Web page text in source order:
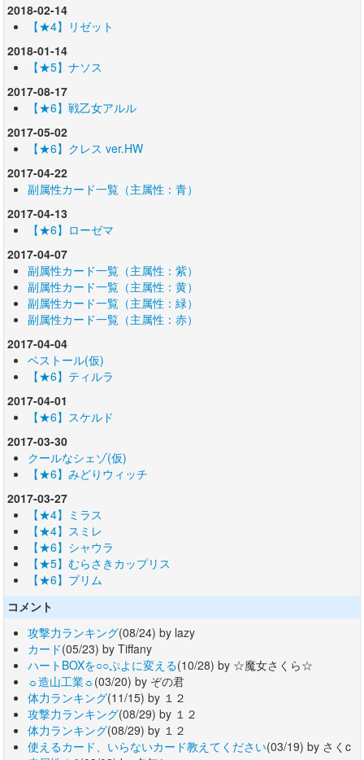
2018-02-14
【★4】リゼット
2018-01-14
【★5】ナソス
2017-08-17
【★6】戦乙女アルル
2017-05-02
【★6】クレス ver.HW
2017-04-22
副属性カード一覧（主属性：青）
2017-04-13
【★6】ローゼマ
2017-04-07
副属性カード一覧（主属性：紫）
副属性カード一覧（主属性：黄）
副属性カード一覧（主属性：緑）
副属性カード一覧（主属性：赤）
2017-04-04
ベストール(仮)
【★6】ティルラ
2017-04-01
【★6】スケルド
2017-03-30
クールなシェゾ(仮)
【★6】みどりウィッチ
2017-03-27
【★4】ミラス
【★4】スミレ
【★6】シャウラ
【★5】むらさきカップリス
【★6】プリム
コメント
攻撃力ランキング(08/24) by lazy
カード(05/23) by Tiffany
ハートBOXを○○ぷよに変える(10/28) by ☆魔女さくら☆
☼造山工業☼(03/20) by ぞの君
体力ランキング(11/15) by １２
攻撃力ランキング(08/29) by １２
体力ランキング(08/29) by １２
使えるカード、いらないカード教えてください(03/19) by さくc